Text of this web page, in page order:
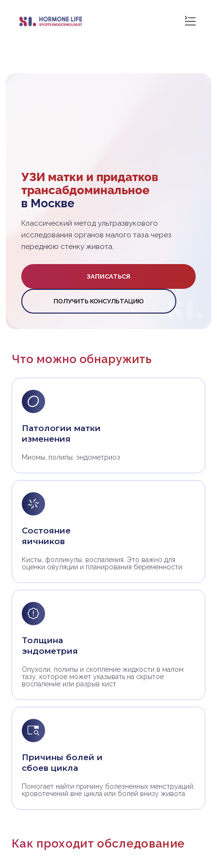
УЗИ матки и придатков
трансабдоминальное
в Москве
Классический метод ультразвукового
исследования органов малого таза через
переднюю стенку живота.
ЗАПИСАТЬСЯ
ПОЛУЧИТЬ КОНСУЛЬТАЦИЮ
Что можно обнаружить
Патологии матки
изменения
Миомы, полипы, эндометриоз
Состояние
яичников
Кисты, фолликулы, воспаления. Это важно для
оценки овуляции и планирования беременности.
Толщина
эндометрия
Опухоли, полипы и скопление жидкости в малом
тазу, которое может указывать на скрытое
воспаление или разрыв кист
Причины болей и
сбоев цикла
Помогает найти причину болезненных менструаций,
кровотечений вне цикла или болей внизу живота
Как проходит обследование